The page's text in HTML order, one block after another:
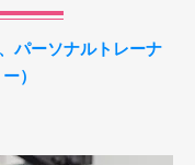
パーソナルトレーナ
ー）